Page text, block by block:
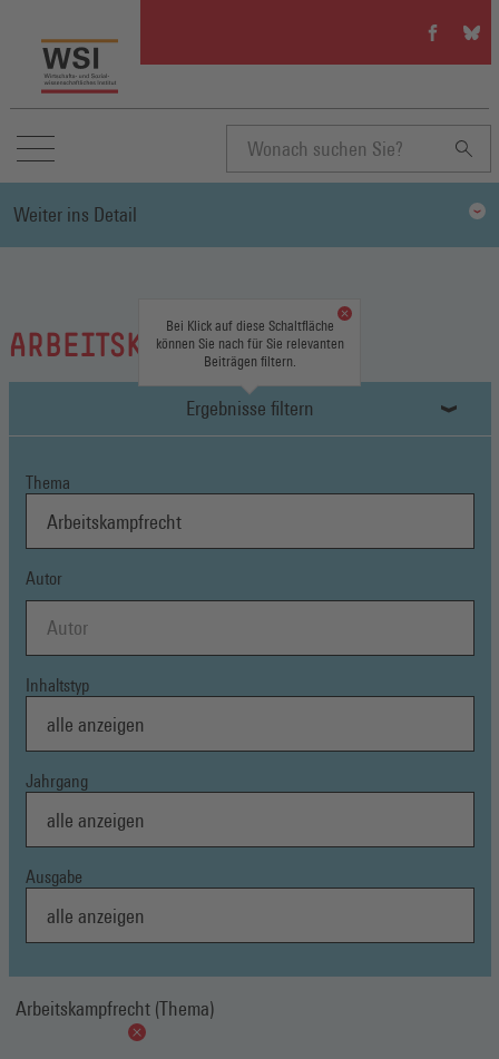
WSI
auf
(Öffnet
in
einem
neuen
WSI
auf
in
Suchbegriff
eingeben
ARBEITSKAMPFRECHT
Ergebnisse filtern
Bei Klick auf diese Schaltfläche
können Sie nach für Sie relevanten
Beiträgen filtern.
Thema
Autor
Inhaltstyp
Jahrgang
Ausgabe
Arbeitskampfrecht (Thema)
Weiter ins Detail